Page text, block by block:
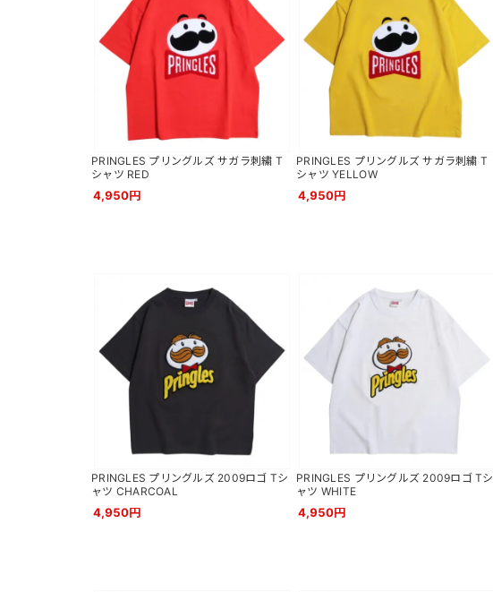
PRINGLES プリングルズ サガラ刺繍 T
シャツ RED
4,950円
PRINGLES プリングルズ サガラ刺繍 T
シャツ YELLOW
4,950円
PRINGLES プリングルズ 2009ロゴ Tシ
ャツ CHARCOAL
4,950円
PRINGLES プリングルズ 2009ロゴ Tシ
ャツ WHITE
4,950円